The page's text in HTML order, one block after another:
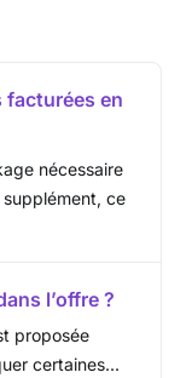
facturées en
nécessaire
ce
l’offre ?
proposée
certaines...